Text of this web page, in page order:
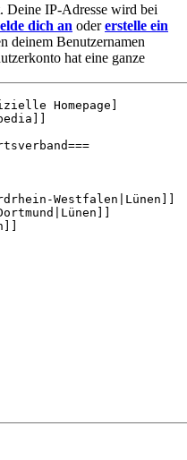
Deine IP-Adresse wird bei
dich an odererstelle ein
deinem Benutzernamen
hat eine ganze